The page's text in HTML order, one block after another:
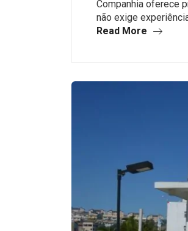
Companhia oferece
não exige
Read More